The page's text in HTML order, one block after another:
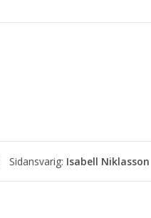
Isabell Niklasson